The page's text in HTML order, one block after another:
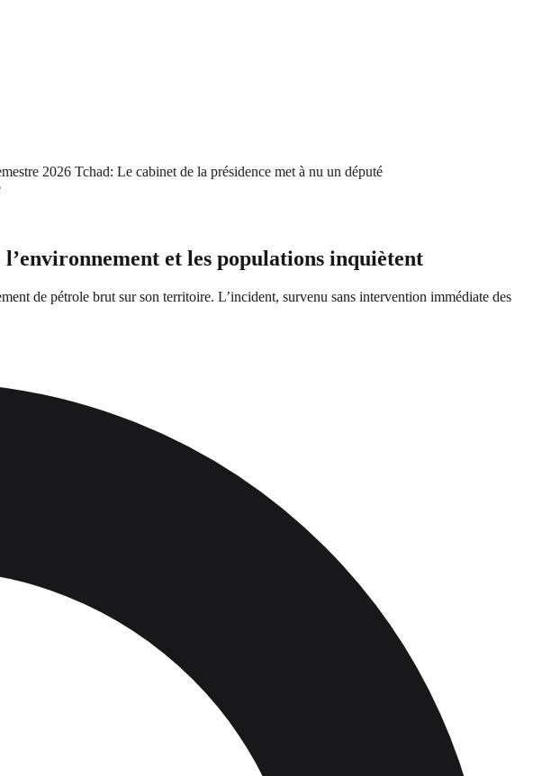
2026Tchad: Le cabinet de la présidence met à nu un député
et les populations inquiètent
de pétrole brut sur son territoire. L’incident, survenu sans intervention immédiate des